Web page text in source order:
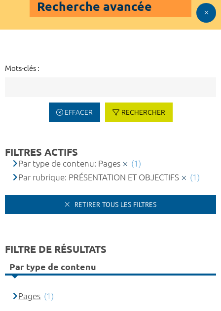
Recherche avancée
Mots-clés :
EFFACER RECHERCHER
FILTRES ACTIFS
Par type de contenu: Pages
(1)
Par rubrique: PRÉSENTATION ET OBJECTIFS
(1)
RETIRER TOUS LES FILTRES
FILTRE DE RÉSULTATS
Par type de contenu
Pages (1)